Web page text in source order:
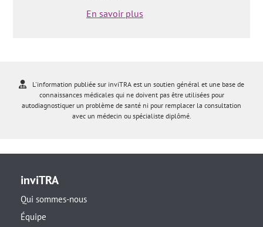
En savoir plus
L'information publiée sur inviTRA est un soutien général et une base de
connaissances médicales qui ne doivent pas être utilisées pour
autodiagnostiquer un problème de santé ni pour remplacer la consultation
avec un médecin ou spécialiste diplômé.
inviTRA
Qui sommes-nous
Équipe